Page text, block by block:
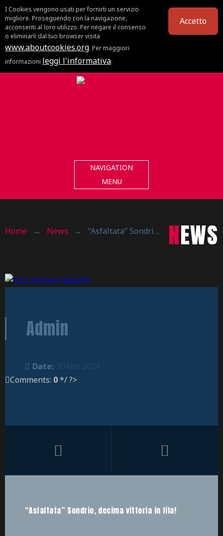
I Cookies vengono usati per fornirti un servizio
migliore. Proseguendo con la navigazione,
acconsenti al loro utilizzo. Per negare il consenso
o eliminarli dal tuo browser visita
www.aboutcookies.org. Per maggiori
informazioni leggi l'informativa.
Accetto
NAVIGATION
MENU
Home → News → “Asfaltata” Sondrio, decima vittoria in fila! NEWS
Admin
Date: 30 Nov 2024
Comments: 0*/ ?>
“Asfaltata” Sondrio, decima vittoria in fila!